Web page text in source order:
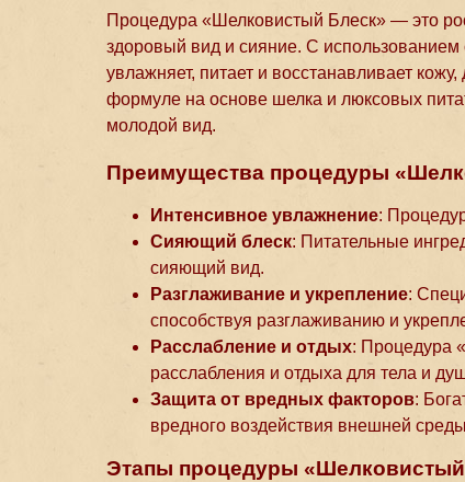
Процедура «Шелковистый Блеск» — это
здоровый вид и сияние. С использованием
увлажняет, питает и восстанавливает
формуле на основе шелка и люксовых
молодой вид.
Преимущества процедуры
Интенсивное увлажнение:
Сияющий блеск: Питательные
сияющий вид.
Разглаживание и укрепление:
способствуя разглаживанию и
Расслабление и отдых: Процедура
расслабления и отдыха для тела и
Защита от вредных факторов:
вредного воздействия внешней
Этапы процедуры